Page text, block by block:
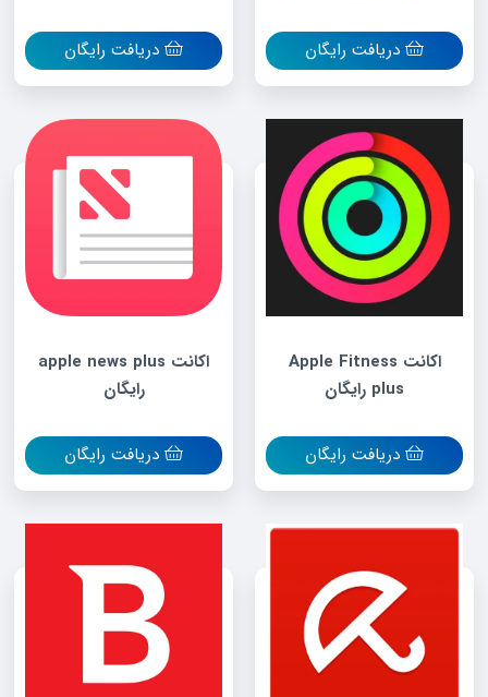
دریافت رایگان دریافت رایگان
اکانت Apple Fitness
plus رایگان
دریافت رایگان
اکانت apple news plus
رایگان
دریافت رایگان